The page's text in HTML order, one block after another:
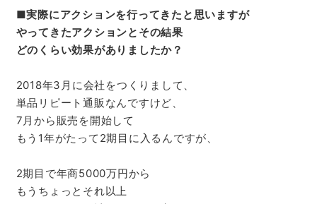
■実際にアクションを行ってきたと思いますが
やってきたアクションとその結果
どのくらい効果がありましたか？
2018年3月に会社をつくりまして、
単品リピート通販なんですけど、
7月から販売を開始して
もう1年がたって2期目に入るんですが、
2期目で年商5000万円から
もうちょっとそれ以上